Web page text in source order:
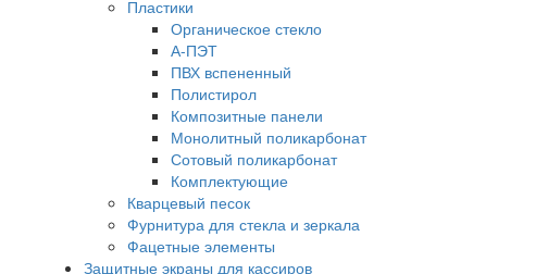
Пластики
Органическое стекло
А-ПЭТ
ПВХ вспененный
Полистирол
Композитные панели
Монолитный поликарбонат
Сотовый поликарбонат
Комплектующие
Кварцевый песок
Фурнитура для стекла и зеркала
Фацетные элементы
Защитные экраны для кассиров